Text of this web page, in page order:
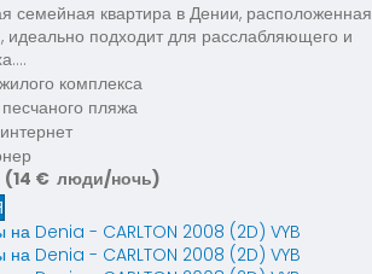
семейная квартира в Дении, расположенная
подходит для расслабляющего и
комплекса
пляжа
(14 € люди/ночь)